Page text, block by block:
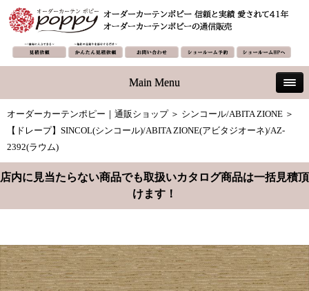
Main Menu
オーダーカーテンポピー｜通販ショップ＞ シンコール/ABITA ZIONE ＞
【ドレープ】SINCOL(シンコール)/ABITA ZIONE(アビタジオーネ)/AZ-
2392(ラウム)
店内に見当たらない商品でも取扱いカタログ商品は一括見積頂
けます！